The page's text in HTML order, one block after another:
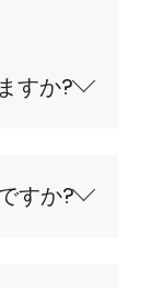
すか?
すか?